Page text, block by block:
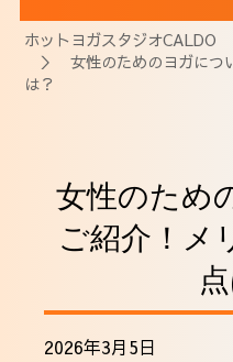
料金
ウェルチケ
採用情報
ホットヨガスタジオCALDO
＞ 女性のためのヨガにつ
は？
女性のため
ご紹介！メ
2026年3月5日